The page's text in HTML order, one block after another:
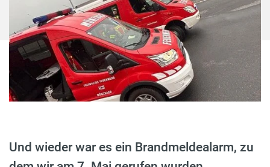
Und wieder war es ein Brandmeldealarm, zu